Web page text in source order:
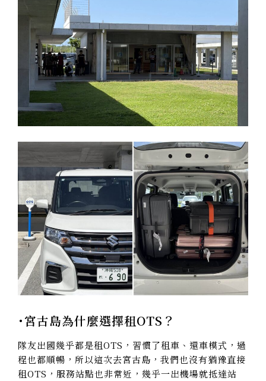
･宮古島為什麼選擇租OTS？
隊友出國幾乎都是租OTS，習慣了租車、還車模式，過
程也都順暢，所以這次去宮古島，我們也沒有猶豫直接
租OTS，服務站點也非常近，幾乎一出機場就抵達站